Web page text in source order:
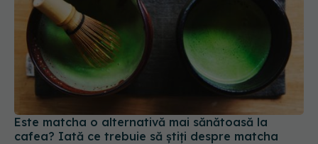
Este matcha o alternativă mai sănătoasă la
cafea? Iată ce trebuie să știți despre matcha